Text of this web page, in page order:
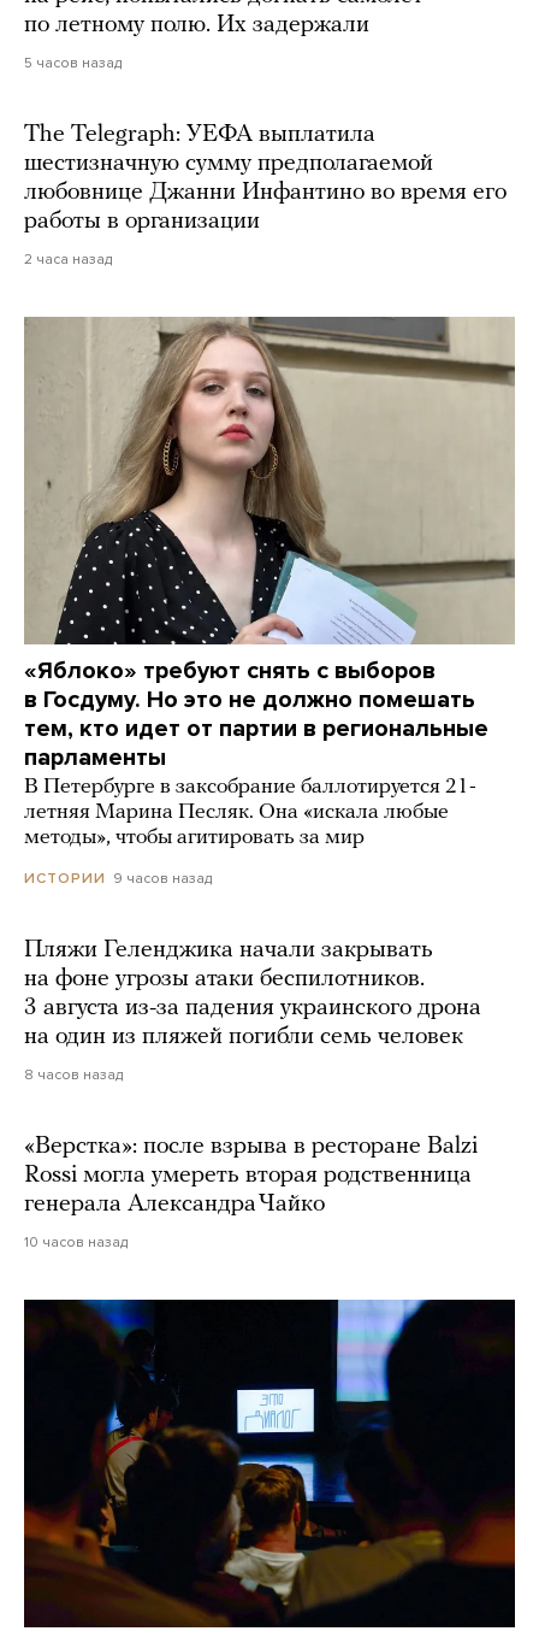
по летному полю. Их задержали
5 часов назад
The Telegraph: УЕФА выплатила
шестизначную сумму предполагаемой
любовнице Джанни Инфантино во время его
работы в организации
2 часа назад
«Яблоко» требуют снять с выборов
в Госдуму. Но это не должно помешать
тем, кто идет от партии в региональные
парламенты
В Петербурге в заксобрание баллотируется 21-
летняя Марина Песляк. Она «искала любые
методы», чтобы агитировать за мир
ИСТОРИИ 9 часов назад
Пляжи Геленджика начали закрывать
на фоне угрозы атаки беспилотников.
3 августа из-за падения украинского дрона
на один из пляжей погибли семь человек
8 часов назад
«Верстка»: после взрыва в ресторане Balzi
Rossi могла умереть вторая родственница
генерала Александра Чайко
10 часов назад